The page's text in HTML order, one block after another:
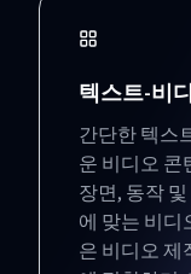
텍스트-비
간단한 텍스
운 비디오 콘
장면, 동작
에 맞는 비디
은 비디오 제